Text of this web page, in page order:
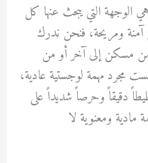
الوجهة التي يبحث عنها كل
ومريحة، فنحن ندرك
من مسكن إلى آخر أو من
مجرد مهمة لوجستية عادية،
دقيقاً وحرصاً شديداً على
مادية ومعنوية لا